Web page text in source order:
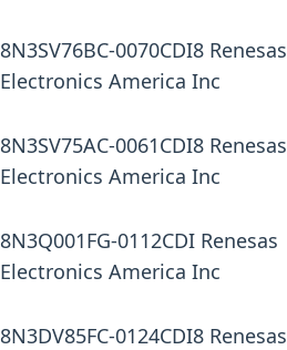
8N3SV76BC-0070CDI8 Renesas
Electronics America Inc
8N3SV75AC-0061CDI8 Renesas
Electronics America Inc
8N3Q001FG-0112CDI Renesas
Electronics America Inc
8N3DV85FC-0124CDI8 Renesas